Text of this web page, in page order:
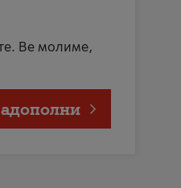
Ве молиме,